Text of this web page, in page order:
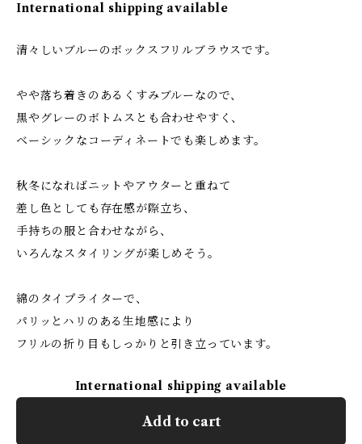
International shipping available
清々しいブルーのボックスフリルブラウスです。
やや落ち着きのあるくすみブルーなので、
黒やグレーのボトムスとも合わせやすく、
ベーシックなコーディネートでも楽しめます。
秋冬になればニットやアウターと重ねて
差し色としても存在感が際立ち、
手持ちの服と合わせながら、
いろんなスタイリングが楽しめそう。
綿のタイプライターで、
パリッとハリのある生地感により
フリルの折り目もしっかりと引き立っています。
International shipping available
Add to cart